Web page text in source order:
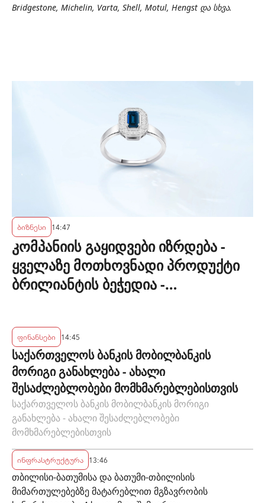
Bridgestone, Michelin, Varta, Shell, Motul, Hengst და სხვა.
ბიზნესი 14:47
კომპანიის გაყიდვები იზრდება -
ყველაზე მოთხოვნადი პროდუქტი
ბრილიანტის ბეჭედია -
ფინანსები 14:45
საქართველოს ბანკის მობილბანკის
მორიგი განახლება - ახალი
შესაძლებლობები მომხმარებლებისთვის
საქართველოს ბანკის მობილბანკის მორიგი
განახლება - ახალი შესაძლებლობები
მომხმარებლებისთვის
ინფრასტრუქტურა 13:46
თბილისი-ბათუმისა და ბათუმი-თბილისის
მიმართულებებზე მატარებლით მგზავრობის